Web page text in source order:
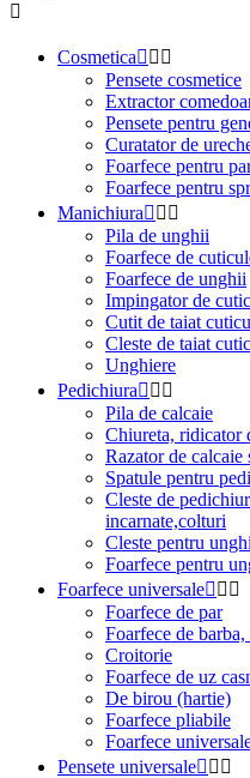

Cosmetica  
Pensete cosmetice
Extractor
Pensete pentru
Curatator de
Foarfece pentru
Foarfece pentru
Manichiura  
Pila de unghii
Foarfece de
Foarfece de unghii
Impingator de
Cutit de taiat
Cleste de taiat
Unghiere
Pedichiura  
Pila de calcaie
Chiureta, ridicator
Razator de calcaie
Spatule pentru
Cleste de
incarnate,colturi
Cleste pentru
Foarfece pentru
Foarfece universale  
Foarfece de par
Foarfece de barba,
Croitorie
Foarfece de uz
De birou (hartie)
Foarfece pliabile
Foarfece
Pensete universale  